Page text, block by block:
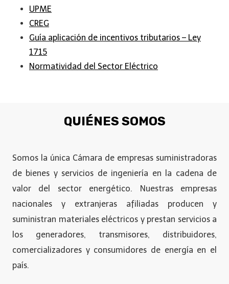
UPME
CREG
Guía aplicación de incentivos tributarios – Ley
1715
Normatividad del Sector Eléctrico
QUIÉNES SOMOS
Somos la única Cámara de empresas suministradoras
de bienes y servicios de ingeniería en la cadena de
valor del sector energético. Nuestras empresas
nacionales y extranjeras afiliadas producen y
suministran materiales eléctricos y prestan servicios a
los generadores, transmisores, distribuidores,
comercializadores y consumidores de energía en el
país.